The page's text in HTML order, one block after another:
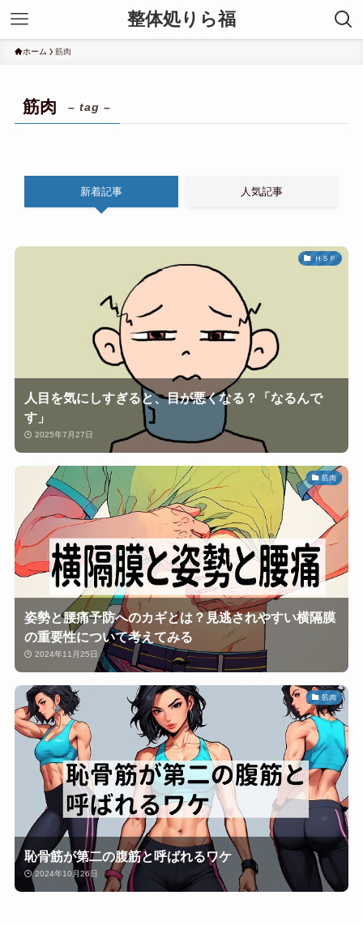
整体処りら福
ホーム 筋肉
筋肉 – tag –
新着記事 人気記事
ＨＳＰ
人目を気にしすぎると、目が悪くなる？「なるんで
す」
2025年7月27日
筋肉
姿勢と腰痛予防へのカギとは？見逃されやすい横隔膜
の重要性について考えてみる
2024年11月25日
筋肉
恥骨筋が第二の腹筋と呼ばれるワケ
2024年10月26日